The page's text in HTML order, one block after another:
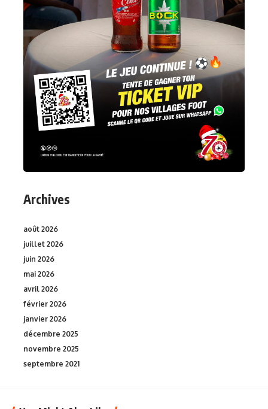
Archives
août 2026
juillet 2026
juin 2026
mai 2026
avril 2026
février 2026
janvier 2026
décembre 2025
novembre 2025
septembre 2021